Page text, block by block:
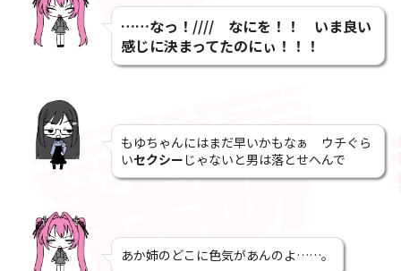
……なっ！//// なにを！！ いま良い
感じに決まってたのにぃ！！！
もゆちゃんにはまだ早いかもなぁ ウチぐら
いセクシー じゃないと男は落とせへんで
あか姉のどこに色気があんのよ……。